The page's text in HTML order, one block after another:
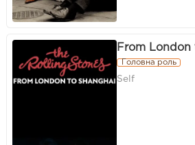
From London
Головна роль
Self